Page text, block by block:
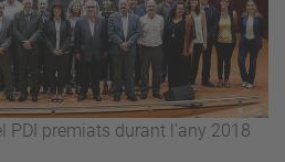
PDI premiats durant l'any 2018